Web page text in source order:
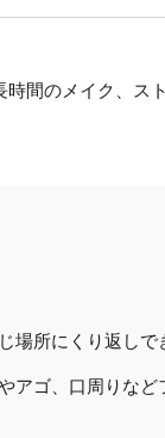
時間のメイク、ス
場所にくり返しで
アゴ、口周りなど